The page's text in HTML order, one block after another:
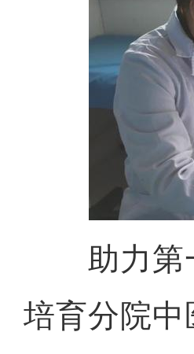
助力第一
培育分院中